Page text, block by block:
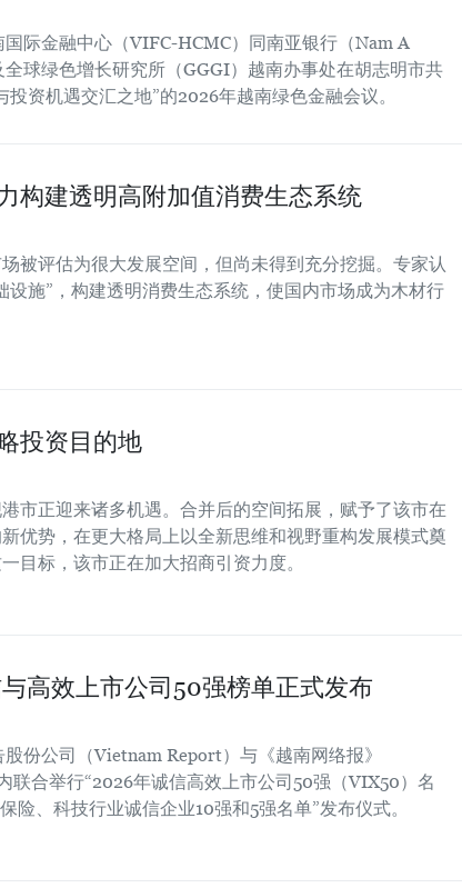
际金融中心（VIFC-HCMC）同南亚银行（Nam A
球绿色增长研究所（GGGI）越南办事处在胡志明市共
投资机遇交汇之地”的2026年越南绿色金融会议。
构建透明高附加值消费生态系统
被评估为很大发展空间，但尚未得到充分挖掘。专家认
设施”，构建透明消费生态系统，使国内市场成为木材行
投资目的地
市正迎来诸多机遇。合并后的空间拓展，赋予了该市在
优势，在更大格局上以全新思维和视野重构发展模式奠
目标，该市正在加大招商引资力度。
高效上市公司50强榜单正式发布
份公司（Vietnam Report）与《越南网络报》
联合举行“2026年诚信高效上市公司50强（VIX50）名
险、科技行业诚信企业10强和5强名单”发布仪式。